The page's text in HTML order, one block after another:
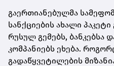
გაერთიანებულმა
სანქციების ახალი
რუსულ გემებს, ბანკებსა
კომპანიებს ეხება.
გადაწყვეტილების